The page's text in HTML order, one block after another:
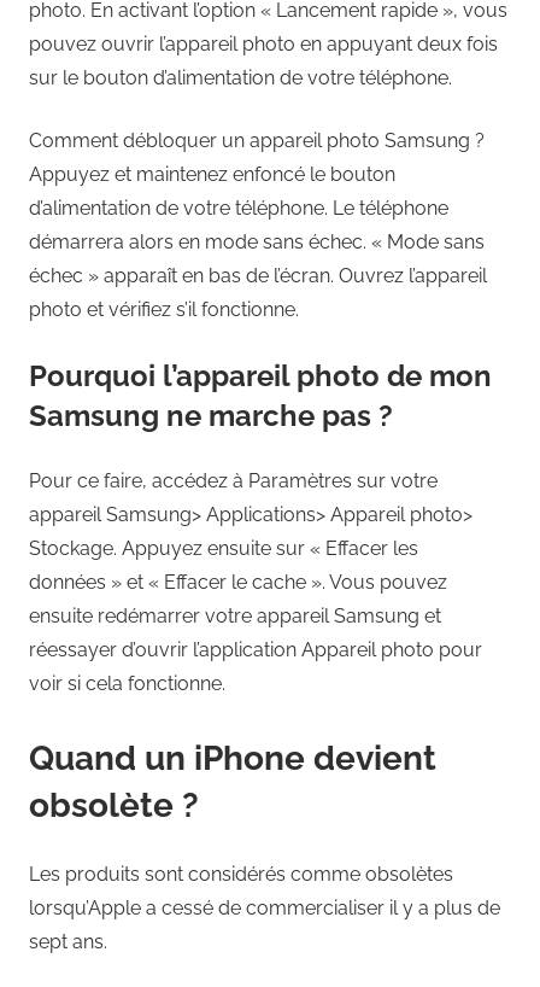
photo. En activant l’option « Lancement rapide », vous
pouvez ouvrir l’appareil photo en appuyant deux fois
sur le bouton d’alimentation de votre téléphone.
Comment débloquer un appareil photo Samsung ?
Appuyez et maintenez enfoncé le bouton
d’alimentation de votre téléphone. Le téléphone
démarrera alors en mode sans échec. « Mode sans
échec » apparaît en bas de l’écran. Ouvrez l’appareil
photo et vérifiez s’il fonctionne.
Pourquoi l’appareil photo de mon
Samsung ne marche pas ?
Pour ce faire, accédez à Paramètres sur votre
appareil Samsung> Applications> Appareil photo>
Stockage. Appuyez ensuite sur « Effacer les
données » et « Effacer le cache ». Vous pouvez
ensuite redémarrer votre appareil Samsung et
réessayer d’ouvrir l’application Appareil photo pour
voir si cela fonctionne.
Quand un iPhone devient
obsolète ?
Les produits sont considérés comme obsolètes
lorsqu’Apple a cessé de commercialiser il y a plus de
sept ans.